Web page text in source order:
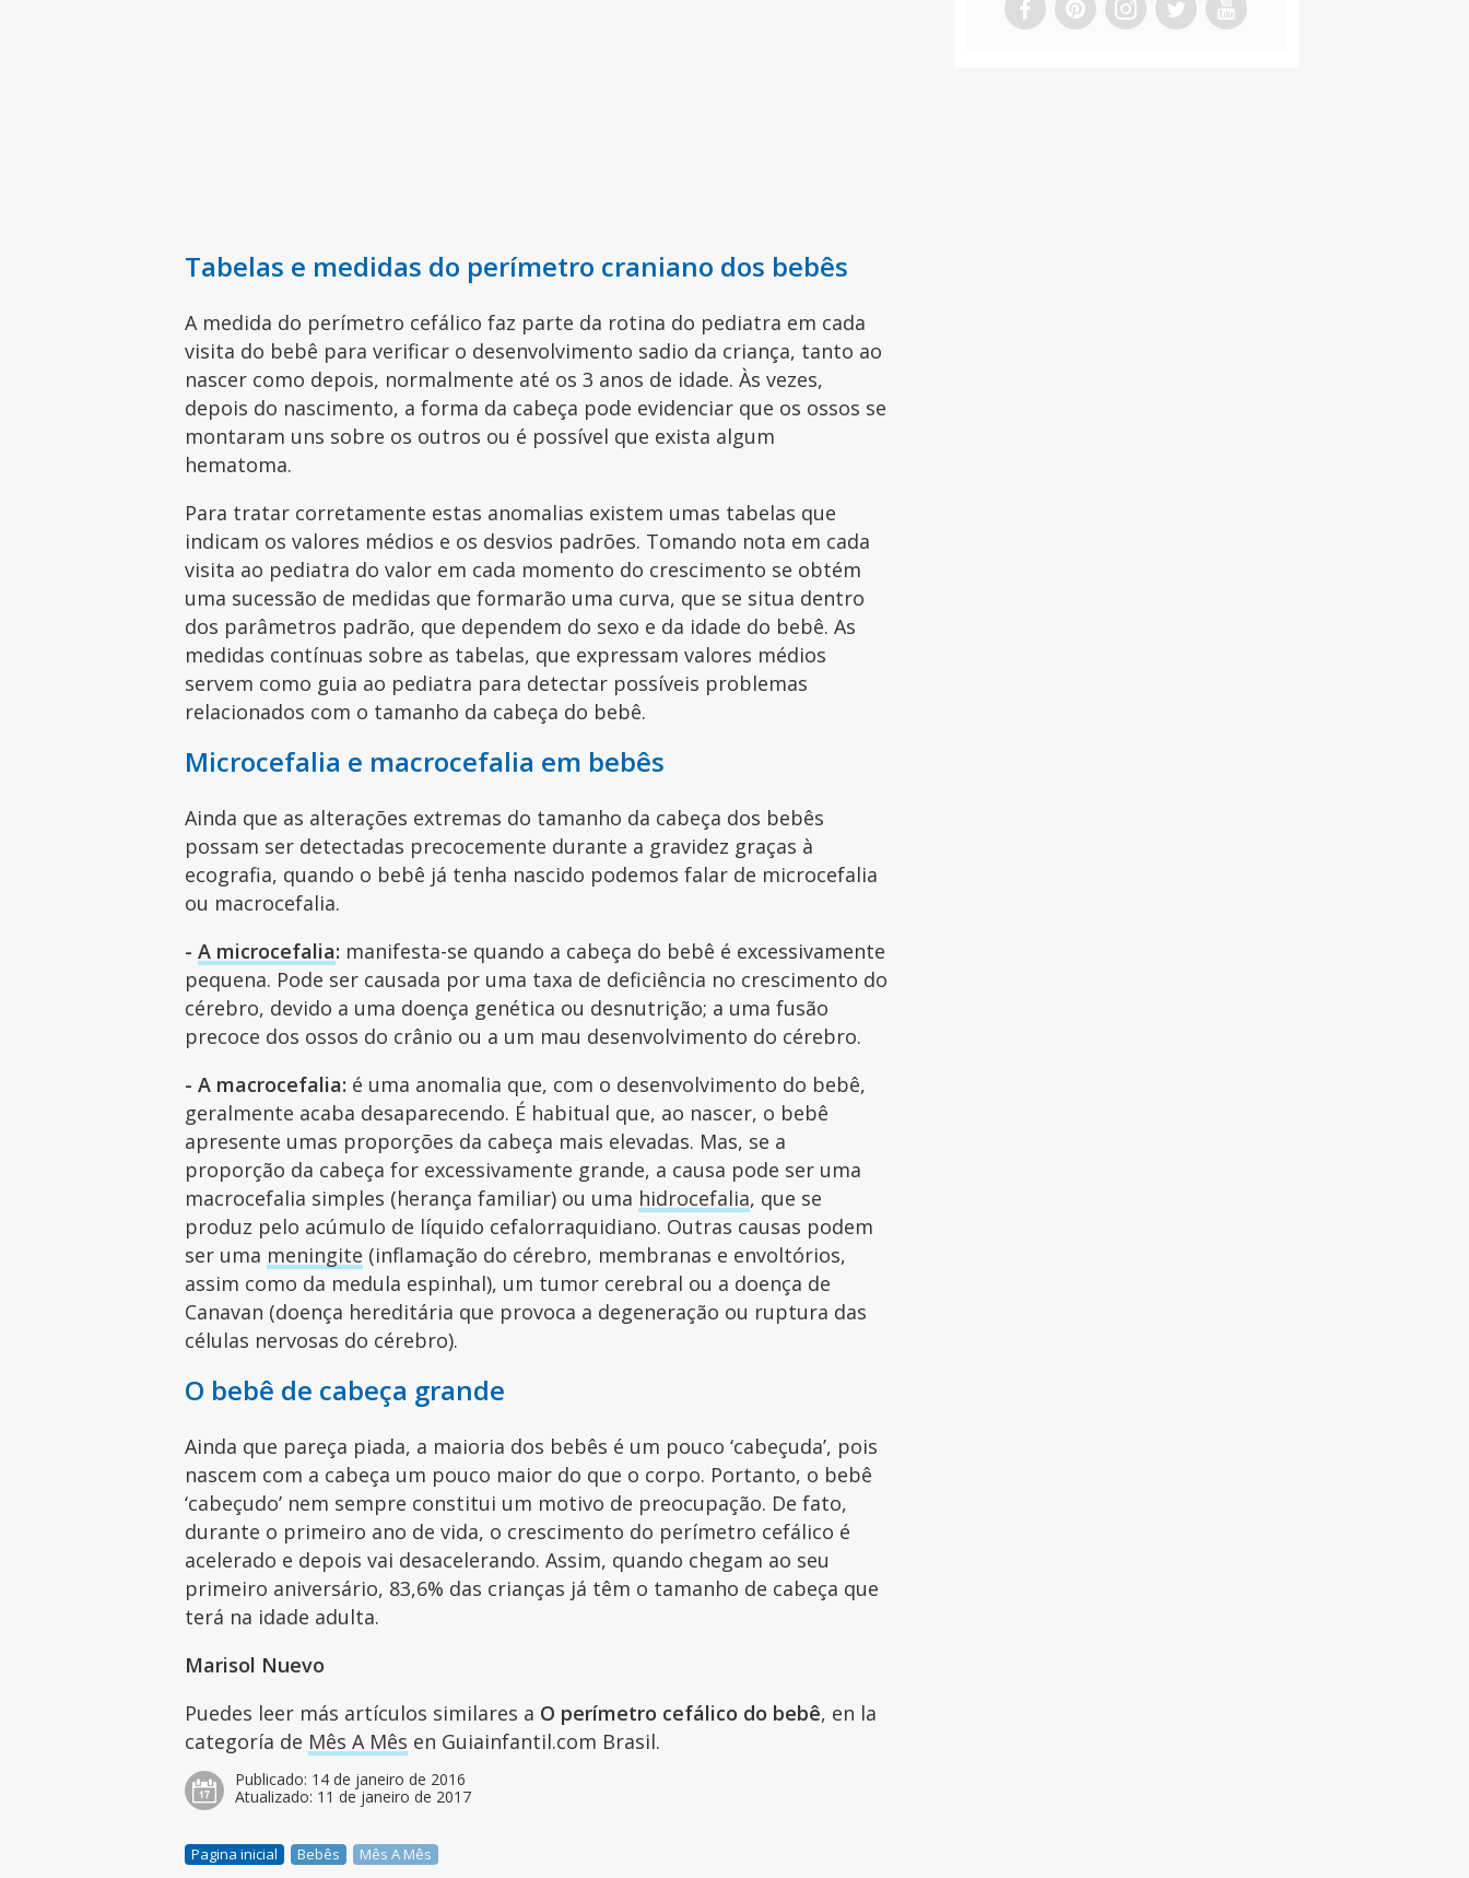
Tabelas e medidas do perímetro craniano dos bebês
A medida do perímetro cefálico faz parte da rotina do pediatra em cada
visita do bebê para verificar o desenvolvimento sadio da criança, tanto ao
nascer como depois, normalmente até os 3 anos de idade. Às vezes,
depois do nascimento, a forma da cabeça pode evidenciar que os ossos se
montaram uns sobre os outros ou é possível que exista algum
hematoma.
Para tratar corretamente estas anomalias existem umas tabelas que
indicam os valores médios e os desvios padrões. Tomando nota em cada
visita ao pediatra do valor em cada momento do crescimento se obtém
uma sucessão de medidas que formarão uma curva, que se situa dentro
dos parâmetros padrão, que dependem do sexo e da idade do bebê. As
medidas contínuas sobre as tabelas, que expressam valores médios
servem como guia ao pediatra para detectar possíveis problemas
relacionados com o tamanho da cabeça do bebê.
Microcefalia e macrocefalia em bebês
Ainda que as alterações extremas do tamanho da cabeça dos bebês
possam ser detectadas precocemente durante a gravidez graças à
ecografia, quando o bebê já tenha nascido podemos falar de microcefalia
ou macrocefalia.
-A microcefalia: manifesta-se quando a cabeça do bebê é excessivamente
pequena. Pode ser causada por uma taxa de deficiência no crescimento do
cérebro, devido a uma doença genética ou desnutrição; a uma fusão
precoce dos ossos do crânio ou a um mau desenvolvimento do cérebro.
- A macrocefalia: é uma anomalia que, com o desenvolvimento do bebê,
geralmente acaba desaparecendo. É habitual que, ao nascer, o bebê
apresente umas proporções da cabeça mais elevadas. Mas, se a
proporção da cabeça for excessivamente grande, a causa pode ser uma
macrocefalia simples (herança familiar) ou uma hidrocefalia, que se
produz pelo acúmulo de líquido cefalorraquidiano. Outras causas podem
ser uma meningite (inflamação do cérebro, membranas e envoltórios,
assim como da medula espinhal), um tumor cerebral ou a doença de
Canavan (doença hereditária que provoca a degeneração ou ruptura das
células nervosas do cérebro).
O bebê de cabeça grande
Ainda que pareça piada, a maioria dos bebês é um pouco ‘cabeçuda’, pois
nascem com a cabeça um pouco maior do que o corpo. Portanto, o bebê
‘cabeçudo’ nem sempre constitui um motivo de preocupação. De fato,
durante o primeiro ano de vida, o crescimento do perímetro cefálico é
acelerado e depois vai desacelerando. Assim, quando chegam ao seu
primeiro aniversário, 83,6% das crianças já têm o tamanho de cabeça que
terá na idade adulta.
Marisol Nuevo
Puedes leer más artículos similares a O perímetro cefálico do bebê, en la
categoría de Mês A Mês en Guiainfantil.com Brasil.
Publicado: 14 de janeiro de 2016
Atualizado: 11 de janeiro de 2017
Pagina inicial Bebês Mês A Mês